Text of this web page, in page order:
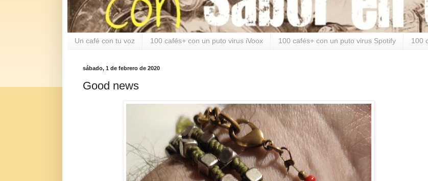
Un café con tu voz 100 cafés+ con un puto virus iVoox 100 cafés+ con un puto virus Spotify 100
sábado, 1 de febrero de 2020
Good news